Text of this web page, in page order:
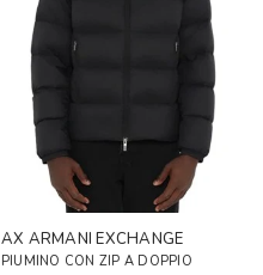
AX ARMANI EXCHANGE
PIUMINO CON ZIP A DOPPIO